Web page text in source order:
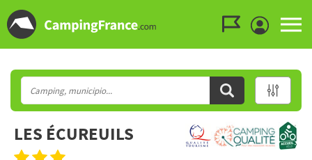
LES ÉCUREUILS